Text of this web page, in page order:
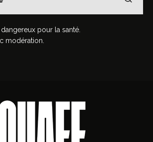
dangereux pour la santé.
modération.